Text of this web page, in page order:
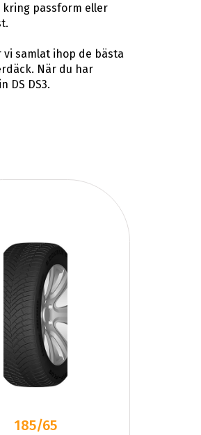
kring passform eller
samlat ihop de bästa
När du har
DS DS3.
185/65